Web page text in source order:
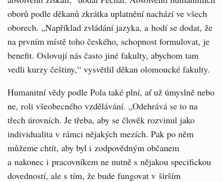
oborů podle děkanů zkrátka uplatnění nachází ve všech
oborech. „Například zvládání jazyka, a hodí se dodat, že
na prvním místě toho českého, schopnost formulovat, je
benefit. Oslovují nás často jiné fakulty, abychom tam
vedli kurzy češtiny,“ vysvětlil děkan olomoucké fakulty.
Humanitní vědy podle Pola také plní, ať už úmyslně nebo
ne, roli všeobecného vzdělávání. „Odehrává se to na
třech úrovních. Je třeba, aby se člověk rozvinul jako
individualita v rámci nějakých mezích. Pak po něm
můžeme chtít, aby byl i zodpovědným občanem
a nakonec i pracovníkem ne nutně s nějakou specifickou
dovedností, ale s tím, že bude fungovat v širším